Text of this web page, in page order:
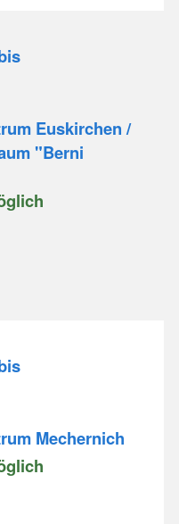
Euskirchen /
"Berni
Mechernich